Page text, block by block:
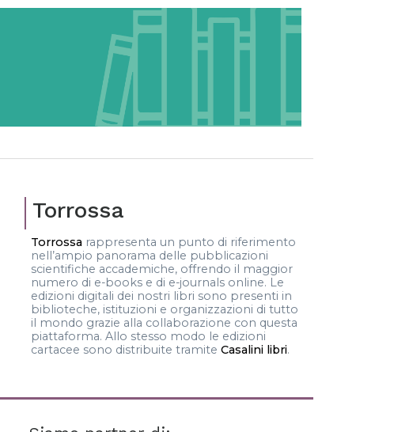
Torrossa
Torrossa rappresenta un punto di riferimento
nell’ampio panorama delle pubblicazioni
scientifiche accademiche, offrendo il maggior
numero di e-books e di e-journals online. Le
edizioni digitali dei nostri libri sono presenti in
biblioteche, istituzioni e organizzazioni di tutto
il mondo grazie alla collaborazione con questa
piattaforma. Allo stesso modo le edizioni
cartacee sono distribuite tramite Casalini libri.